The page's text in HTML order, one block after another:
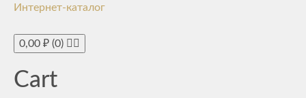
Интернет-каталог
0,00 ₽ (0)
Cart